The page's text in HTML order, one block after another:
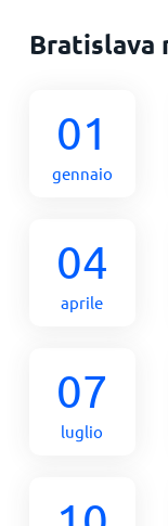
Bratislava
01
gennaio
04
aprile
07
luglio